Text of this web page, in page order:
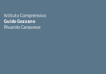
Istituto Comprensivo
Guido Gozzano
Rivarolo Canavese